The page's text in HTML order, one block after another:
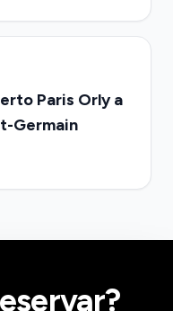
Paris Orly a
Germain